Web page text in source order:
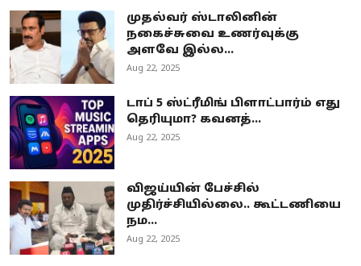
முதல்வர் ஸ்டாலினின்
நகைச்சுவை உணர்வுக்கு
அளவே இல்ல...
Aug 22, 2025
டாப் 5 ஸ்ட்ரீமிங் பிளாட்பார்ம் எது
தெரியுமா? கவனத்...
Aug 22, 2025
விஜய்யின் பேச்சில்
முதிர்ச்சியில்லை.. கூட்டணியை
நம...
Aug 22, 2025